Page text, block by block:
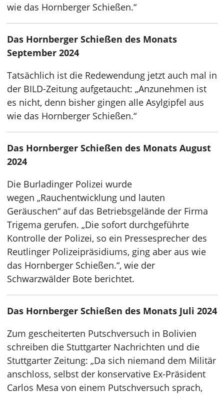
wie das Hornberger Schießen.“
Das Hornberger Schießen des Monats
September 2024
Tatsächlich ist die Redewendung jetzt auch mal in
der BILD-Zeitung aufgetaucht: „Anzunehmen ist
es nicht, denn bisher gingen alle Asylgipfel aus
wie das Hornberger Schießen.“
Das Hornberger Schießen des Monats August
2024
Die Burladinger Polizei wurde
wegen „Rauchentwicklung und lauten
Geräuschen“ auf das Betriebsgelände der Firma
Trigema gerufen. „Die sofort durchgeführte
Kontrolle der Polizei, so ein Pressesprecher des
Reutlinger Polizeipräsidiums, ging aber aus wie
das Hornberger Schießen.“, wie der
Schwarzwälder Bote berichtet.
Das Hornberger Schießen des Monats Juli 2024
Zum gescheiterten Putschversuch in Bolivien
schreiben die Stuttgarter Nachrichten und die
Stuttgarter Zeitung: „Da sich niemand dem Militär
anschloss, selbst der konservative Ex-Präsident
Carlos Mesa von einem Putschversuch sprach,